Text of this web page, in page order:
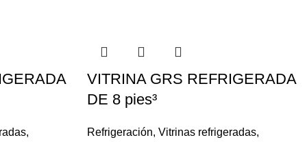
,
VITRINA GRS REFRIGERADA
DE 8 pies³
Refrigeración, Vitrinas refrigeradas,